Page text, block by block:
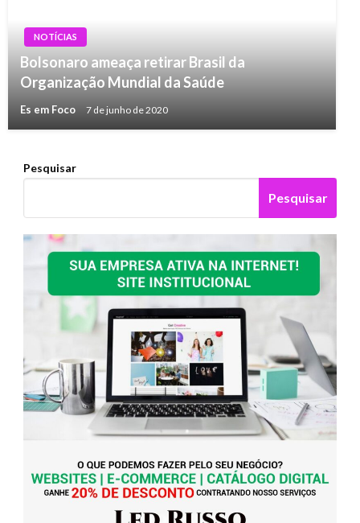
NOTÍCIAS
Bolsonaro ameaça retirar Brasil da
Organização Mundial da Saúde
Es em Foco 7 de junho de 2020
Pesquisar
Pesquisar